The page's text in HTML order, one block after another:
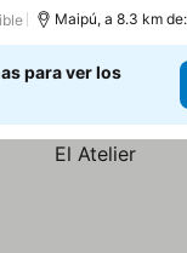
Maipú, a 8.3 km
para ver los